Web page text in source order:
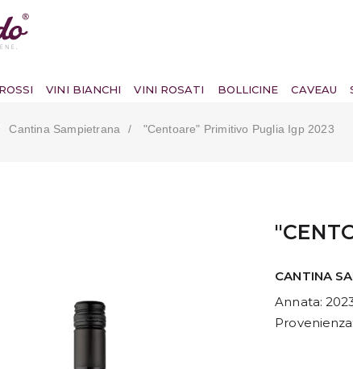
VINI BIANCHI VINI ROSATI BOLLICINE CAVEAU
Cantina Sampietrana "centoare" Primitivo Puglia Igp 2023
CANTINA
Annata:
Provenienza